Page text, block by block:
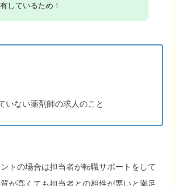
しているため！
いない薬剤師の求人のこと
トの場合は担当者が転職サポートをして
が高くても担当者との相性が悪いと満足